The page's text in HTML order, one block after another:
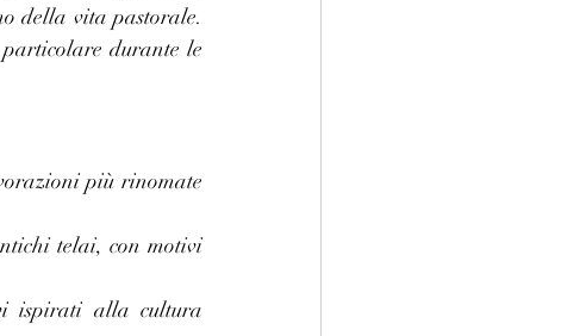
della vita pastorale.
durante le
più rinomate
telai, con motivi
ispirati alla cultura